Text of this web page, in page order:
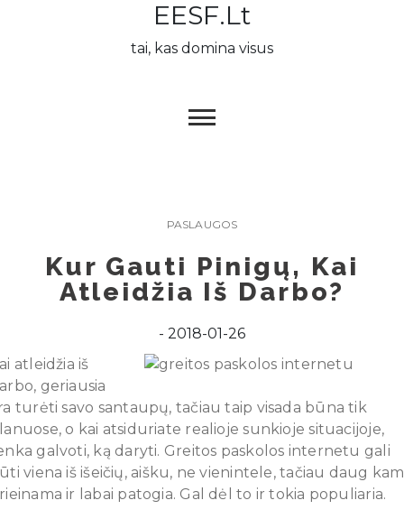
EESF.lt
tai, kas domina visus
PASLAUGOS
Kur Gauti Pinigų, Kai
Atleidžia Iš Darbo?
2018-01-26
atleidžia iš
geriausia
turėti savo santaupų, tačiau taip visada būna tik
o kai atsiduriate realioje sunkioje situacijoje,
galvoti, ką daryti. Greitos paskolos internetu gali
viena iš išeičių, aišku, ne vienintele, tačiau daug kam
ir labai patogia. Gal dėl to ir tokia populiaria.